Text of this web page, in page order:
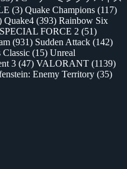
(3) Quake Champions (117)
Quake4 (393) Rainbow Six
SPECIAL FORCE 2 (51)
(931) Sudden Attack (142)
Classic (15) Unreal
3 (47) VALORANT (1139)
Enemy Territory (35)